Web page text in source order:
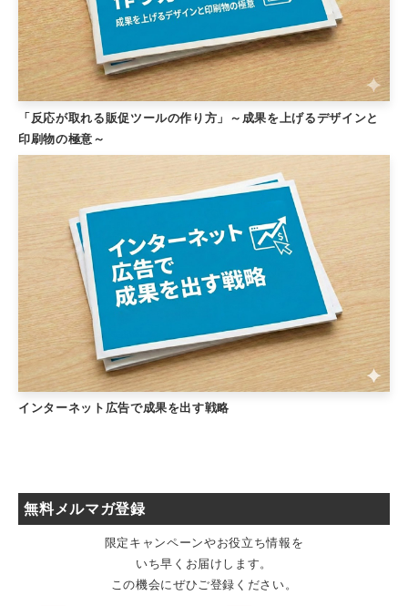
「反応が取れる販促ツールの作り方」～成果を上げるデザインと
印刷物の極意～
インターネット広告で成果を出す戦略
無料メルマガ登録
限定キャンペーンやお役立ち情報を
いち早くお届けします。
この機会にぜひご登録ください。